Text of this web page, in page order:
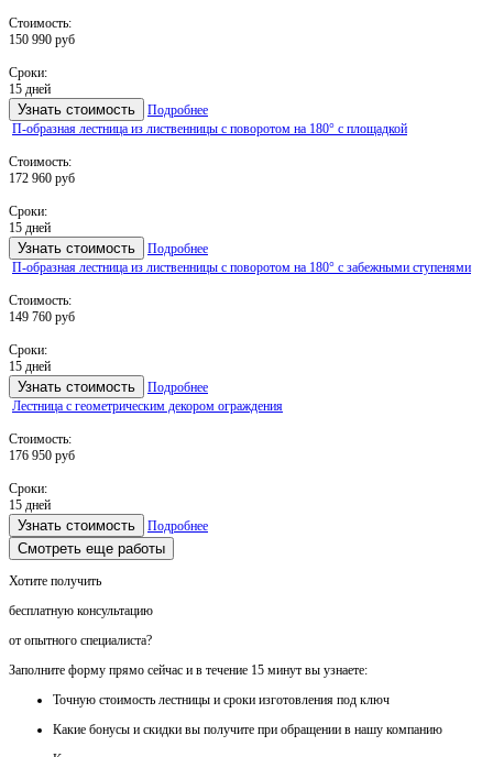
Стоимость:
150 990 руб
Сроки:
15 дней
Узнать стоимость
Подробнее
П-образная лестница из лиственницы с поворотом на 180° с площадкой
Стоимость:
172 960 руб
Сроки:
15 дней
Узнать стоимость
Подробнее
П-образная лестница из лиственницы с поворотом на 180° с забежными ступенями
Стоимость:
149 760 руб
Сроки:
15 дней
Узнать стоимость
Подробнее
Лестница с геометрическим декором ограждения
Стоимость:
176 950 руб
Сроки:
15 дней
Узнать стоимость Подробнее
Смотреть еще работы
Хотите получить
бесплатную консультацию
от опытного специалиста?
Заполните форму прямо сейчас и в течение 15 минут вы узнаете:
Точную стоимость лестницы и сроки изготовления под ключ
Какие бонусы и скидки вы получите при обращении в нашу компанию